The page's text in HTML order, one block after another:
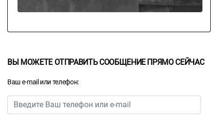
ВЫ МОЖЕТЕ ОТПРАВИТЬ СООБЩЕНИЕ ПРЯМО СЕЙЧАС
Ваш e-mail или телефон: